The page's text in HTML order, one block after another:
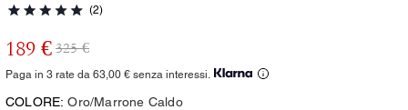
(2)
189 € 325 €
Paga in 3 rate da 63,00 € senza interessi.
COLORE: Oro/Marrone Caldo